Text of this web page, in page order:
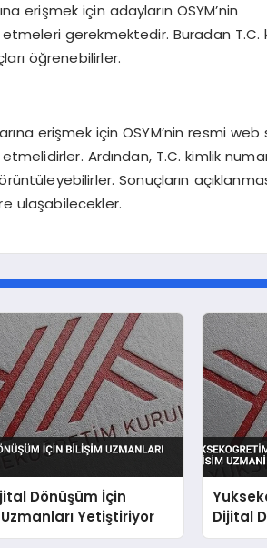
erişmek için adayların ÖSYM’nin
gerekmektedir. Buradan T.C.
öğrenebilirler.
erişmek için ÖSYM’nin resmi
Ardından, T.C. kimlik
Sonuçların
ulaşabilecekler.
Dönüşüm İçin
Yetiştiriyor
Dijital